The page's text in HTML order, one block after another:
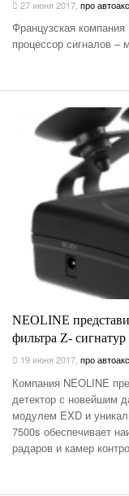
27 июня 2017, про
Французская
процессор сигналов –
NEOLINE
фильтра Z- сигнатур
19 июня 2017 про
Компания NEOLINE
детектор с новейшим
модулем EXD и
7500s обеспечивает
радаров и камер